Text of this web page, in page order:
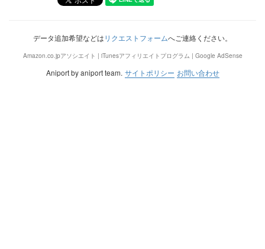
データ追加希望などはリクエストフォームへご連絡ください。
Amazon.co.jpアソシエイト | iTunesアフィリエイトプログラム | Google AdSense
Aniport by aniport team. サイトポリシー お問い合わせ